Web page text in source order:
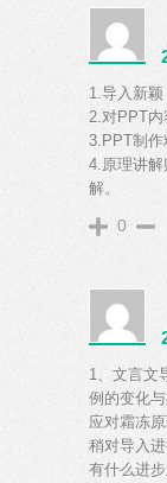
1.导入新颖
2.对PPT内
3.PPT制作
4.原理讲
解。
0
1、文言文
例的变化
应对霜冻
稍对导入
有什么进